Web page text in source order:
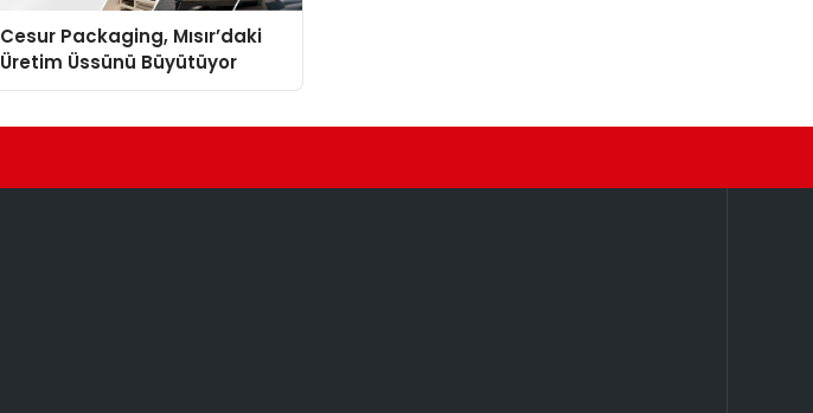
Cesur Packaging, Mısır’daki
Üretim Üssünü Büyütüyor